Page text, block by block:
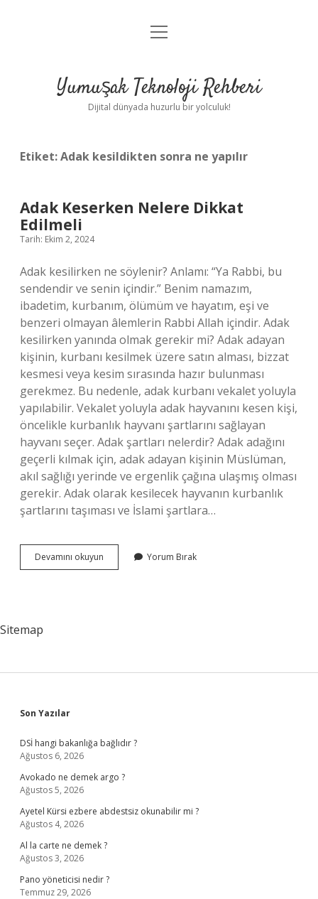
Anasayfa
Yasal Uyarı
menüyü
Yumuşak Teknoloji Rehberi
Dijital dünyada huzurlu bir yolculuk!
Etiket:Adak kesildikten sonra ne yapılır
Adak Keserken Nelere Dikkat
Edilmeli
Tarih: Ekim 2, 2024
Adak kesilirken ne söylenir? Anlamı: “Ya Rabbi, bu
sendendir ve senin içindir.” Benim namazım,
ibadetim, kurbanım, ölümüm ve hayatım, eşi ve
benzeri olmayan âlemlerin Rabbi Allah içindir. Adak
kesilirken yanında olmak gerekir mi? Adak adayan
kişinin, kurbanı kesilmek üzere satın alması, bizzat
kesmesi veya kesim sırasında hazır bulunması
gerekmez. Bu nedenle, adak kurbanı vekalet yoluyla
yapılabilir. Vekalet yoluyla adak hayvanını kesen kişi,
öncelikle kurbanlık hayvanı şartlarını sağlayan
hayvanı seçer. Adak şartları nelerdir? Adak adağını
geçerli kılmak için, adak adayan kişinin Müslüman,
akıl sağlığı yerinde ve ergenlik çağına ulaşmış olması
gerekir. Adak olarak kesilecek hayvanın kurbanlık
şartlarını taşıması ve İslami şartlara…
Devamını okuyun
Keserken
Yorum Bırak
Sitemap
Sidebar
Son Yazılar
DSİ hangi bakanlığa bağlıdır ?
Ağustos 6, 2026
Avokado ne demek argo ?
Ağustos 5, 2026
Ayetel Kürsi ezbere abdestsiz okunabilir mi ?
Ağustos 4, 2026
Al la carte ne demek ?
Ağustos 3, 2026
Pano yöneticisi nedir ?
Temmuz 29, 2026